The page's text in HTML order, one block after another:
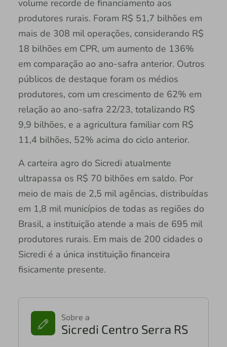
volume recorde de financiamento aos
produtores rurais. Foram R$ 51,7 bilhões em
mais de 308 mil operações, considerando R$
18 bilhões em CPR, um aumento de 136%
em comparação ao ano-safra anterior. Outros
públicos de destaque foram os médios
produtores, com um crescimento de 62% em
relação ao ano-safra 22/23, totalizando R$
9,9 bilhões, e a agricultura familiar com R$
11,4 bilhões, 52% acima do ciclo anterior.
A carteira agro do Sicredi atualmente
ultrapassa os R$ 70 bilhões em saldo. Por
meio de mais de 2,5 mil agências, distribuídas
em 1,8 mil municípios de todas as regiões do
Brasil, a instituição atende a mais de 695 mil
produtores rurais. Em mais de 200 cidades o
Sicredi é a única instituição financeira
fisicamente presente.
Sobre a
Sicredi Centro Serra RS